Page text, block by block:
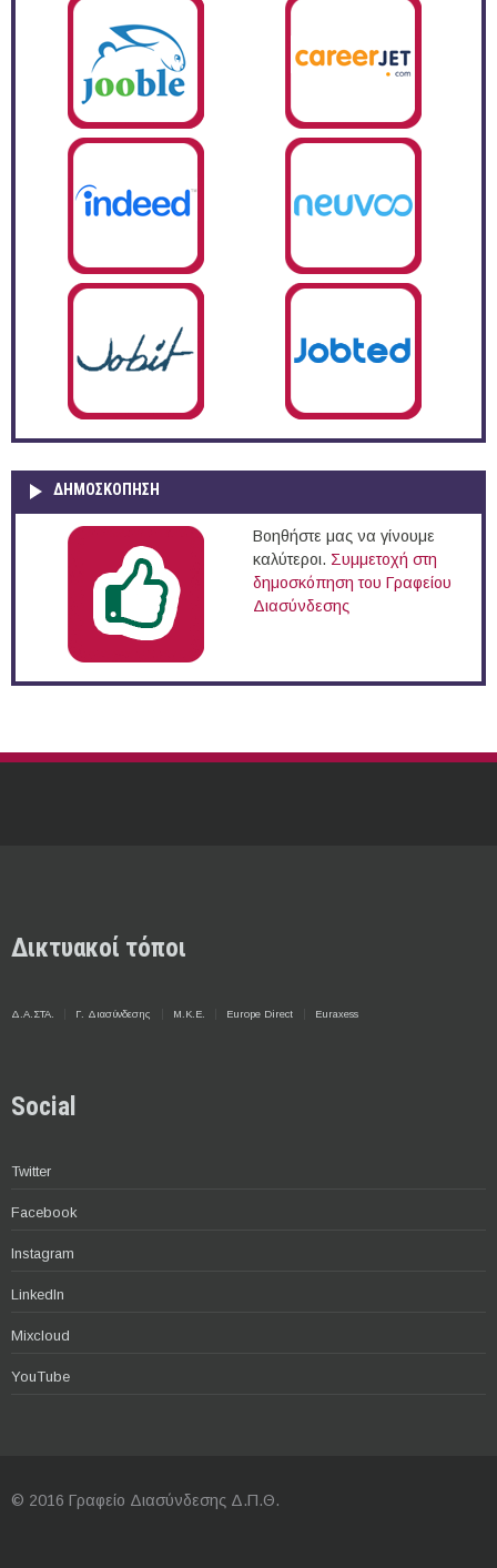
ΔΗΜΟΣΚΌΠΗΣΗ
Βοηθήστε μας να γίνουμε
καλύτεροι. Συμμετοχή στη
δημοσκόπηση του Γραφείου
Διασύνδεσης
Δικτυακοί τόποι
Δ.Α.ΣΤΑ. Γ. Διασύνδεσης Μ.Κ.Ε. Europe Direct Euraxess
Social
Twitter
Facebook
Instagram
LinkedIn
Mixcloud
YouTube
© 2016 Γραφείο Διασύνδεσης Δ.Π.Θ.